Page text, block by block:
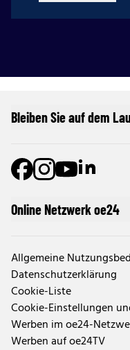
Online Netzwerk oe24
Allgemeine
Datenschutzerklärung
Cookie-Liste
Cookie-Einstellungen
Werben im oe24-
Werben auf oe24TV
Bleiben Sie auf dem